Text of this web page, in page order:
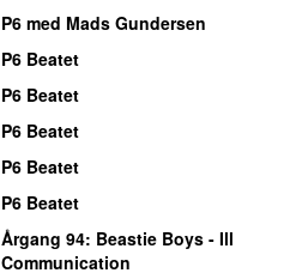
P6 med Mads Gundersen
P6 Beatet
P6 Beatet
P6 Beatet
P6 Beatet
P6 Beatet
Årgang 94: Beastie Boys - Ill
Communication